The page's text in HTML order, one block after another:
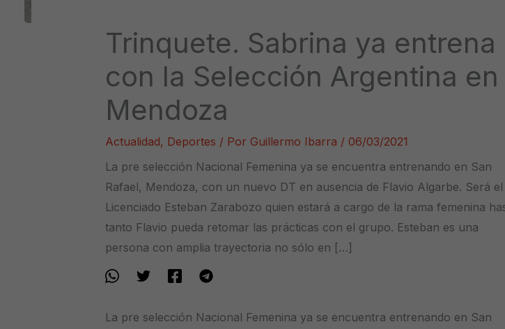
Trinquete. Sabrina ya entrena
con la Selección Argentina en
Mendoza
Actualidad, Deportes / Por Guillermo Ibarra /06/03/2021
La pre selección Nacional Femenina ya se encuentra entrenando en San
Rafael, Mendoza, con un nuevo DT en ausencia de Flavio Algarbe. Será el
Licenciado Esteban Zarabozo quien estará a cargo de la rama femenina
tanto Flavio pueda retomar las prácticas con el grupo. Esteban es una
persona con amplia trayectoria no sólo en […]
La pre selección Nacional Femenina ya se encuentra entrenando en San